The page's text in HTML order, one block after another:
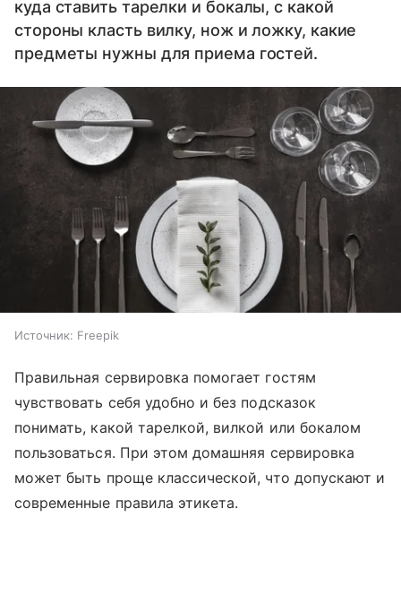
куда ставить тарелки и бокалы, с какой
стороны класть вилку, нож и ложку, какие
предметы нужны для приема гостей.
Источник: Freepik
Правильная сервировка помогает гостям
чувствовать себя удобно и без подсказок
понимать, какой тарелкой, вилкой или бокалом
пользоваться. При этом домашняя сервировка
может быть проще классической, что допускают и
современные правила этикета.